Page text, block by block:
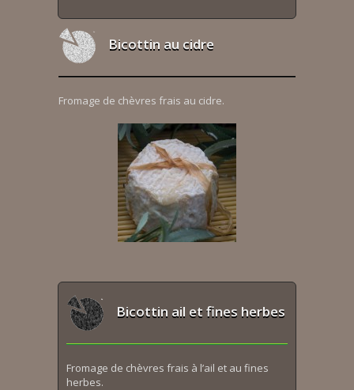
Bicottin au cidre
Fromage de chèvres frais au cidre.
Bicottin ail et fines herbes
Fromage de chèvres frais à l’ail et au fines
herbes.